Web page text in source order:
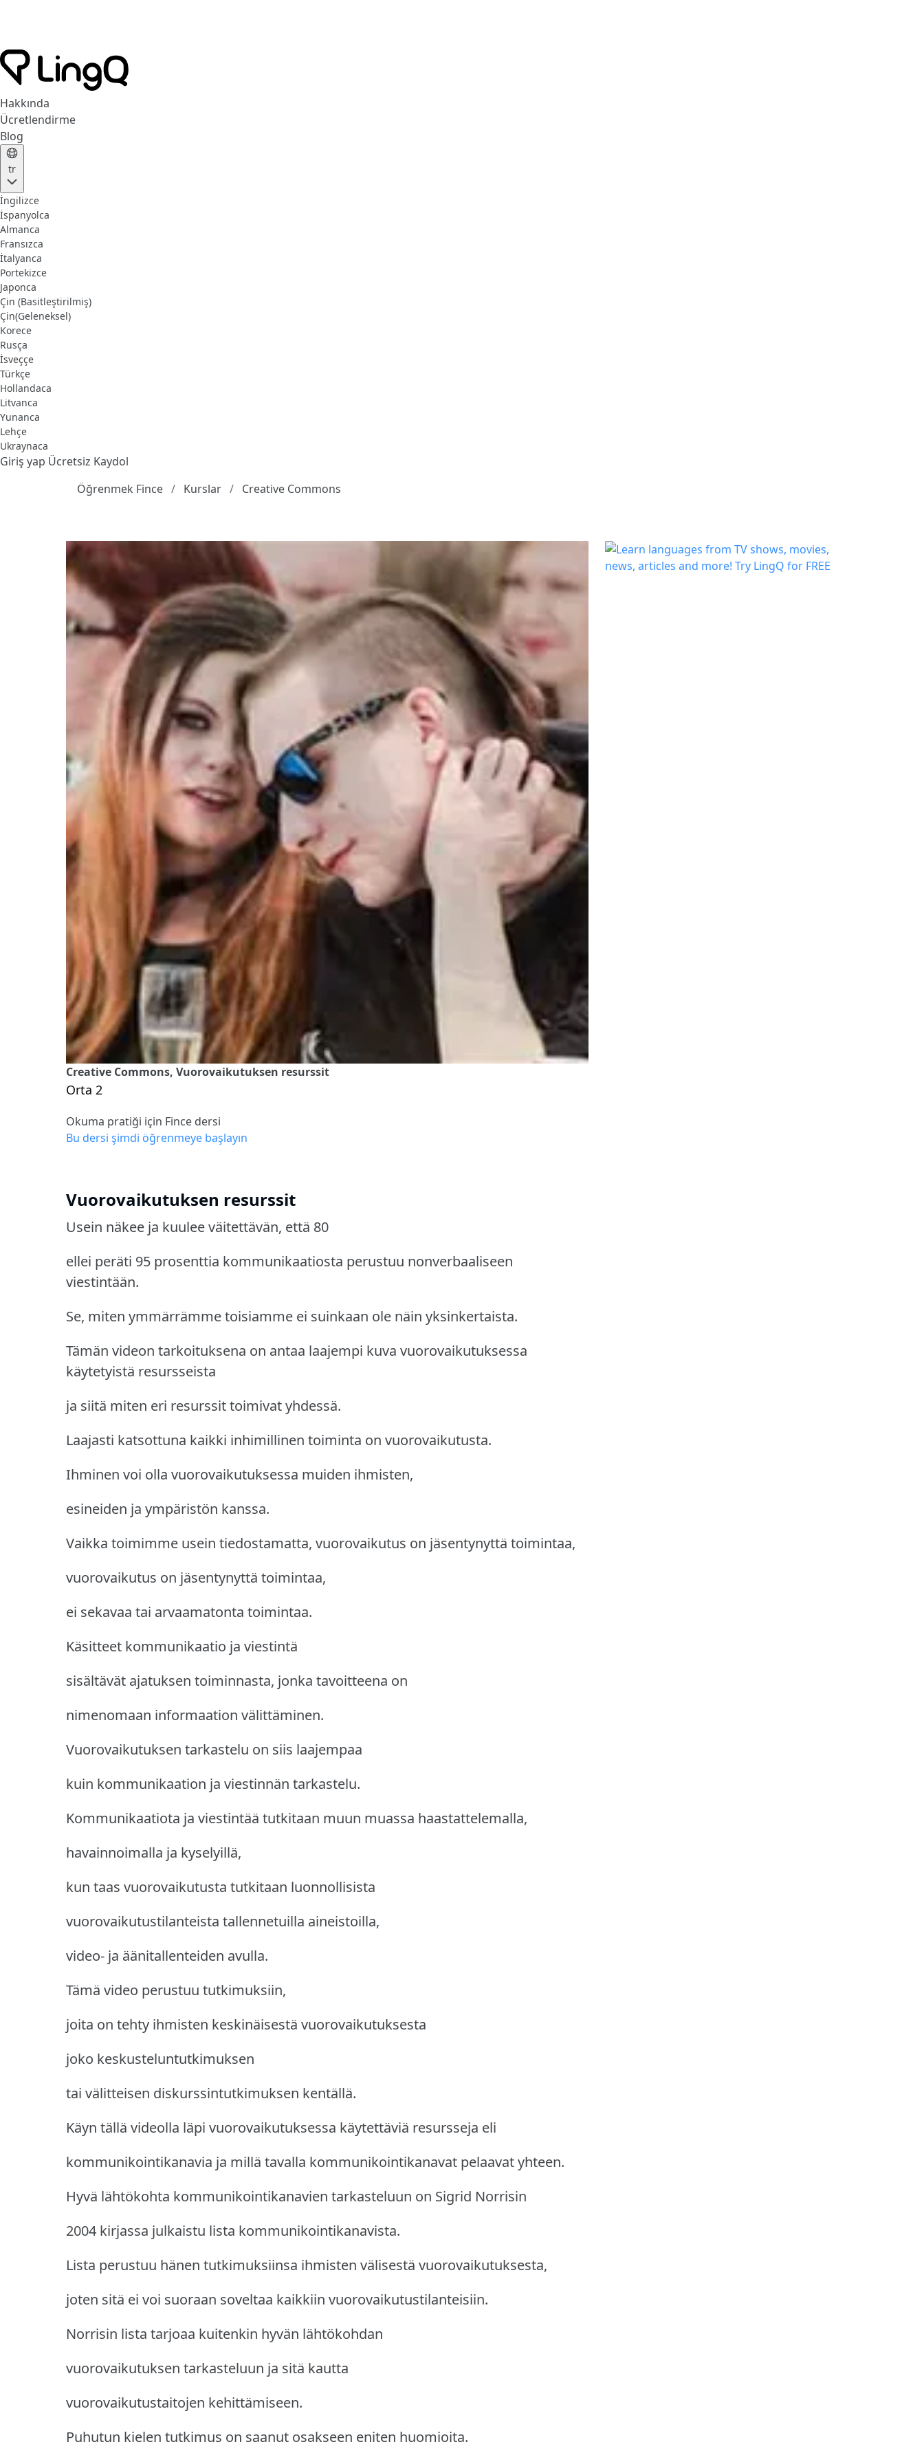
Hakkında
Ücretlendirme
Blog
tr
İngilizce
İspanyolca
Almanca
Fransızca
İtalyanca
Portekizce
Japonca
Çin (Basitleştirilmiş)
Çin(Geleneksel)
Korece
Rusça
İsveççe
Türkçe
Hollandaca
Litvanca
Yunanca
Lehçe
Ukraynaca
Giriş yap Ücretsiz Kaydol
Öğrenmek Fince
Kurslar Creative Commons
Creative Commons, Vuorovaikutuksen resurssit
Orta 2
Okuma pratiği için Fince dersi
Bu dersi şimdi öğrenmeye başlayın
Vuorovaikutuksen resurssit
Usein näkee ja kuulee väitettävän, että 80
ellei peräti 95 prosenttia kommunikaatiosta perustuu nonverbaaliseen
viestintään.
Se, miten ymmärrämme toisiamme ei suinkaan ole näin yksinkertaista.
Tämän videon tarkoituksena on antaa laajempi kuva vuorovaikutuksessa
käytetyistä resursseista
ja siitä miten eri resurssit toimivat yhdessä.
Laajasti katsottuna kaikki inhimillinen toiminta on vuorovaikutusta.
Ihminen voi olla vuorovaikutuksessa muiden ihmisten,
esineiden ja ympäristön kanssa.
Vaikka toimimme usein tiedostamatta, vuorovaikutus on jäsentynyttä toimintaa,
vuorovaikutus on jäsentynyttä toimintaa,
ei sekavaa tai arvaamatonta toimintaa.
Käsitteet kommunikaatio ja viestintä
sisältävät ajatuksen toiminnasta, jonka tavoitteena on
nimenomaan informaation välittäminen.
Vuorovaikutuksen tarkastelu on siis laajempaa
kuin kommunikaation ja viestinnän tarkastelu.
Kommunikaatiota ja viestintää tutkitaan muun muassa haastattelemalla,
havainnoimalla ja kyselyillä,
kun taas vuorovaikutusta tutkitaan luonnollisista
vuorovaikutustilanteista tallennetuilla aineistoilla,
video- ja äänitallenteiden avulla.
Tämä video perustuu tutkimuksiin,
joita on tehty ihmisten keskinäisestä vuorovaikutuksesta
joko keskusteluntutkimuksen
tai välitteisen diskurssintutkimuksen kentällä.
Käyn tällä videolla läpi vuorovaikutuksessa käytettäviä resursseja eli
kommunikointikanavia ja millä tavalla kommunikointikanavat pelaavat yhteen.
Hyvä lähtökohta kommunikointikanavien tarkasteluun on Sigrid Norrisin
2004 kirjassa julkaistu lista kommunikointikanavista.
Lista perustuu hänen tutkimuksiinsa ihmisten välisestä vuorovaikutuksesta,
joten sitä ei voi suoraan soveltaa kaikkiin vuorovaikutustilanteisiin.
Norrisin lista tarjoaa kuitenkin hyvän lähtökohdan
vuorovaikutuksen tarkasteluun ja sitä kautta
vuorovaikutustaitojen kehittämiseen.
Puhutun kielen tutkimus on saanut osakseen eniten huomioita.